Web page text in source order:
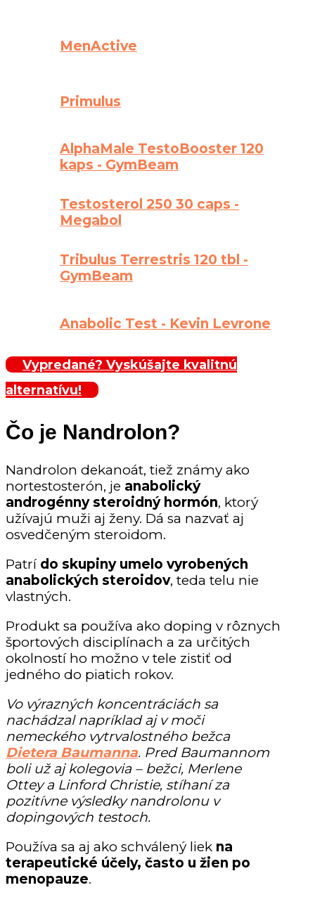
MenActive
Primulus
AlphaMale TestoBooster 120
kaps - GymBeam
Testosterol 250 30 caps -
Megabol
Tribulus Terrestris 120 tbl -
GymBeam
Anabolic Test - Kevin Levrone
Vypredané? Vyskúšajte kvalitnú
alternatívu!
Čo je Nandrolon?
Nandrolon dekanoát, tiež známy ako
nortestosterón, je anabolický
androgénny steroidný hormón, ktorý
užívajú muži aj ženy. Dá sa nazvať aj
osvedčeným steroidom.
Patrí do skupiny umelo vyrobených
anabolických steroidov, teda telu nie
vlastných.
Produkt sa používa ako doping v rôznych
športových disciplínach a za určitých
okolností ho možno v tele zistiť od
jedného do piatich rokov.
Vo výrazných koncentráciách sa
nachádzal napríklad aj v moči
nemeckého vytrvalostného bežca
Dietera Baumanna. Pred Baumannom
boli už aj kolegovia – bežci, Merlene
Ottey a Linford Christie, stíhaní za
pozitívne výsledky nandrolonu v
dopingových testoch.
Používa sa aj ako schválený liek na
terapeutické účely, často u žien po
menopauze.